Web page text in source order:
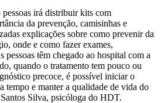
irá distribuir kits com
da prevenção, camisinhas e
explicações sobre como prevenir da
onde e como fazer exames,
pessoas têm chegado ao hospital com a
quando o tratamento tem pouco ou
precoce, é possível iniciar o
tempo e manter a qualidade de vida do
Silva, psicóloga do HDT.